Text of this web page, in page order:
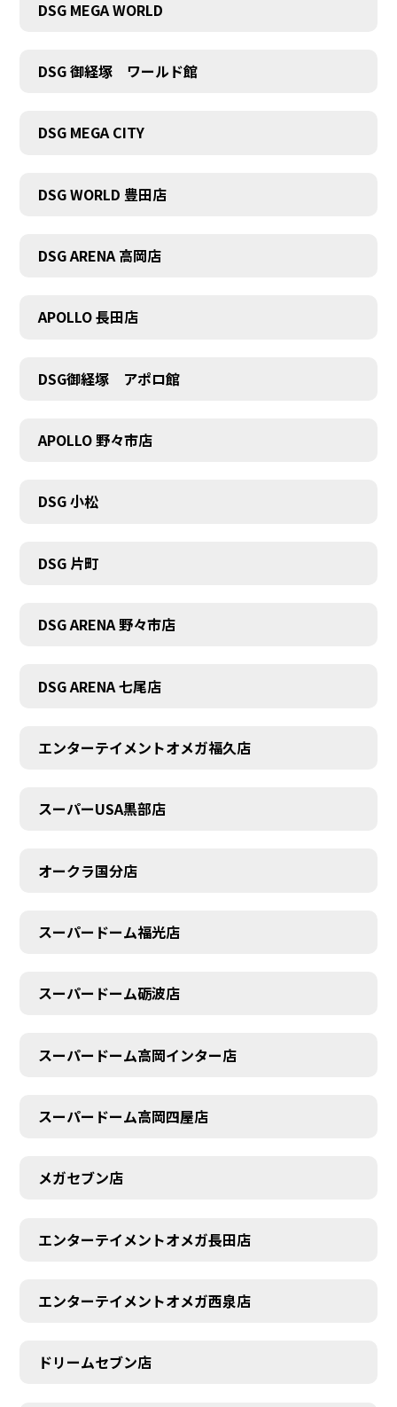
DSG MEGA WORLD
DSG 御経塚 ワールド館
DSG MEGA CITY
DSG WORLD 豊田店
DSG ARENA 高岡店
APOLLO 長田店
DSG御経塚 アポロ館
APOLLO 野々市店
DSG 小松
DSG 片町
DSG ARENA 野々市店
DSG ARENA 七尾店
エンターテイメントオメガ福久店
スーパーUSA黒部店
オークラ国分店
スーパードーム福光店
スーパードーム砺波店
スーパードーム高岡インター店
スーパードーム高岡四屋店
メガセブン店
エンターテイメントオメガ長田店
エンターテイメントオメガ西泉店
ドリームセブン店